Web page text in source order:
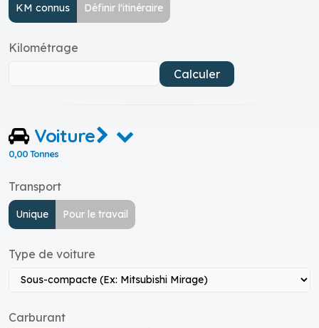
KM connus Définir l'itinéraire
Kilométrage
Calculer
Voiture
0,00 Tonnes
Transport
Unique Pour le travail
Type de voiture
Carburant